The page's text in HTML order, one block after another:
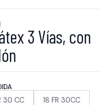
|
3 Vías, con
30 CC 18 FR 30CC